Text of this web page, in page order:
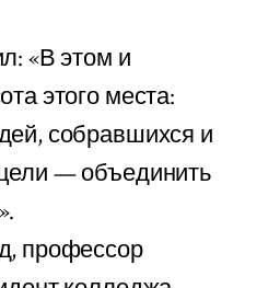
«В этом и
этого места:
собравшихся и
— объединить
профессор